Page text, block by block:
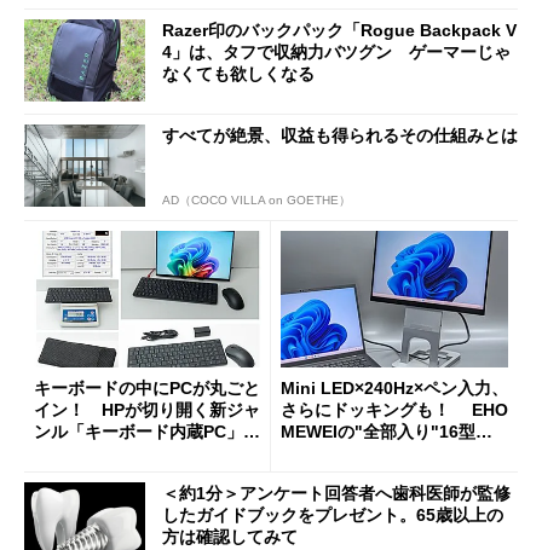
Razer印のバックパック「Rogue Backpack V
4」は、タフで収納力バツグン ゲーマーじゃ
なくても欲しくなる
すべてが絶景、収益も得られるその仕組みとは
AD（COCO VILLA on GOETHE）
キーボードの中にPCが丸ごと
イン！ HPが切り開く新ジャ
ンル「キーボード内蔵PC」の
Mini LED×240Hz×ペン入力、
さらにドッキングも！ EHO
MEWEIの"全部入り"16型モ
＜約1分＞アンケート回答者へ歯科医師が監修
したガイドブックをプレゼント。65歳以上の
方は確認してみて